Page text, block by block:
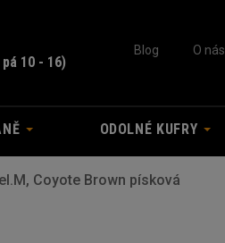
10 - 16)
Blog O nás
ODOLNÉ KUFRY
Coyote Brown písková